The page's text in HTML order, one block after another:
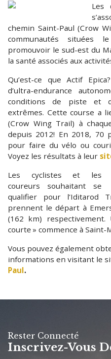
Les
chemin Saint-Paul (Crow
communautés
promouvoir le sud-est du
la santé associés aux
Qu’est-ce que Actif
d’ultra-endurance
conditions de piste et
extrêmes. Cette course a
(Crow Wing Trail) à
depuis 2012! En 2018, 70
pour faire du vélo ou
Voyez les résultats à leur
Les cyclistes et les
coureurs souhaitant se
qualifier pour l’Iditarod
prennent le départ à
(162 km) respectivement.
courte » commence à Saint-
Vous pouvez également
informations en visitant le
Paul.
Rester Connecté
Inscrivez-Vous